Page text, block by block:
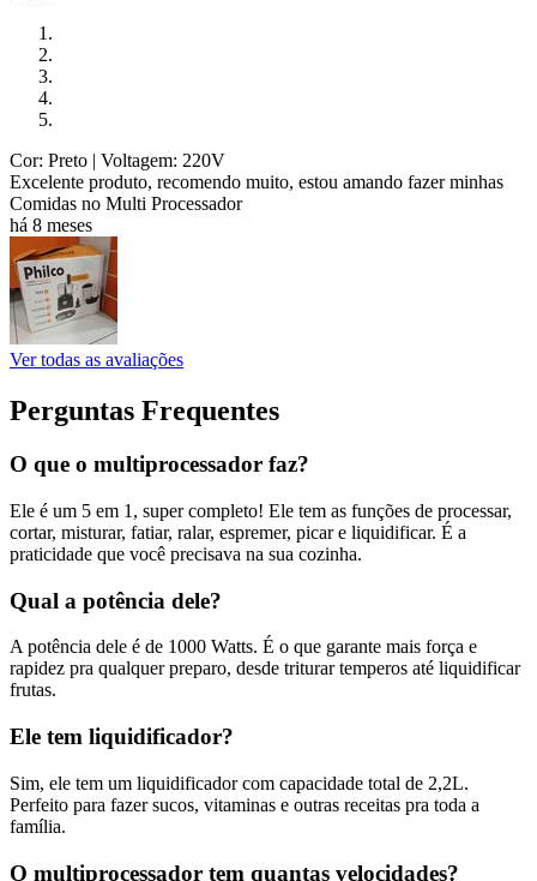
Cor: Preto | Voltagem: 220V
Excelente produto, recomendo muito, estou amando fazer minhas
Comidas no Multi Processador
há 8 meses
Ver todas as avaliações
Perguntas Frequentes
O que o multiprocessador faz?
Ele é um 5 em 1, super completo! Ele tem as funções de processar,
cortar, misturar, fatiar, ralar, espremer, picar e liquidificar. É a
praticidade que você precisava na sua cozinha.
Qual a potência dele?
A potência dele é de 1000 Watts. É o que garante mais força e
rapidez pra qualquer preparo, desde triturar temperos até liquidificar
frutas.
Ele tem liquidificador?
Sim, ele tem um liquidificador com capacidade total de 2,2L.
Perfeito para fazer sucos, vitaminas e outras receitas pra toda a
família.
O multiprocessador tem quantas velocidades?